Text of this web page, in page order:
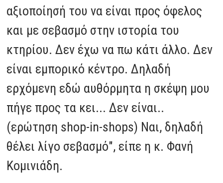
αξιοποίησή του να είναι προς όφελος
και με σεβασμό στην ιστορία του
κτηρίου. Δεν έχω να πω κάτι άλλο. Δεν
είναι εμπορικό κέντρο. Δηλαδή
ερχόμενη εδώ αυθόρμητα η σκέψη μου
πήγε προς τα κει... Δεν είναι..
(ερώτηση shop-in-shops) Ναι, δηλαδή
θέλει λίγο σεβασμό", είπε η κ. Φανή
Κομινιάδη.